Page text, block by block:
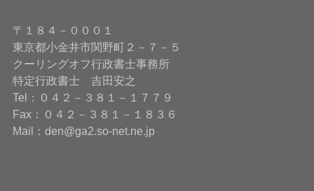
〒１８４－０００１
東京都小金井市関野町２－７－５
クーリングオフ行政書士事務所
特定行政書士 吉田安之
Tel：０４２－３８１－１７７９
Fax：０４２－３８１－１８３６
Mail：den@ga2.so-net.ne.jp